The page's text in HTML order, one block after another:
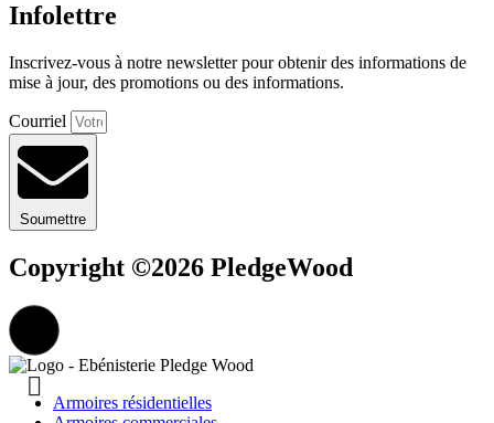
Infolettre
Inscrivez-vous à notre newsletter pour obtenir des informations de
mise à jour, des promotions ou des informations.
Courriel
Soumettre
Copyright ©2026 PledgeWood
Armoires résidentielles